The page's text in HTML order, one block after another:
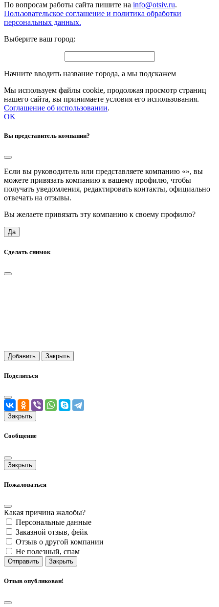
По вопросам работы сайта пишите на info@otsiv.ru.
Пользовательское соглашение и политика обработки
персональных данных.
Выберите ваш город:
Начните вводить название города, а мы подскажем
Мы используем файлы cookie, продолжая просмотр страниц
нашего сайта, вы принимаете условия его использования.
Соглашение об использовании.
OK
Вы представитель компании?
Если вы руководитель или представляете компанию «», вы
можете привязать компанию к вашему профилю, чтобы
получать уведомления, редактировать контакты, официально
отвечать на отзывы.
Вы желаете привязать эту компанию к своему профилю?
Да
Сделать снимок
Добавить Закрыть
Поделиться
Закрыть
Сообщение
Закрыть
Пожаловаться
Какая причина жалобы?
Персональные данные
Заказной отзыв, фейк
Отзыв о другой компании
Не полезный, спам
Отправить Закрыть
Отзыв опубликован!